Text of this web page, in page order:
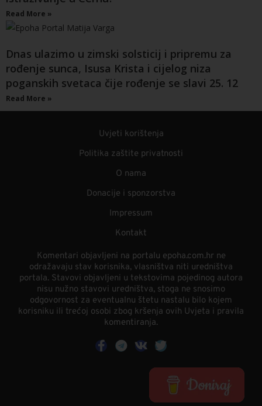
Read More »
Dnas ulazimo u zimski solsticij i pripremu za
rođenje sunca, Isusa Krista i cijelog niza
poganskih svetaca čije rođenje se slavi 25. 12
Read More »
Uvjeti korištenja
Politika zaštite privatnosti
O nama
Donacije i sponzorstva
Impressum
Kontakt
Komentari objavljeni na portalu epoha.com.hr ne
odražavaju stav korisnika, vlasništva niti uredništva
portala. Stavovi objavljeni u tekstovima pojedinog autora
nisu nužno stavovi uredništva, stoga ne snosimo
odgovornost za eventualnu štetu nastalu bilo kojem
korisniku ili trećoj osobi zbog kršenja ovih Uvjeta i pravila
komentiranja.